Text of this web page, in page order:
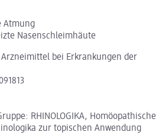
Atmung
Nasenschleimhäute
Arzneimittel bei Erkrankungen der
RHINOLOGIKA, Homöopathische
zur topischen Anwendung